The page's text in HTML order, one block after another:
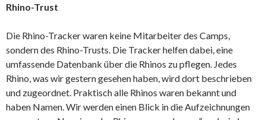
Rhino-Trust
Die Rhino-Tracker waren keine Mitarbeiter des Camps,
sondern des Rhino-Trusts. Die Tracker helfen dabei, eine
umfassende Datenbank über die Rhinos zu pflegen. Jedes
Rhino, was wir gestern gesehen haben, wird dort beschrieben
und zugeordnet. Praktisch alle Rhinos waren bekannt und
haben Namen. Wir werden einen Blick in die Aufzeichnungen